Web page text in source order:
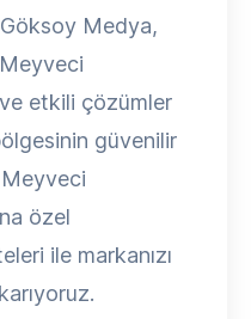
Medya,
etkili çözümler
güvenilir
özel
ile markanızı